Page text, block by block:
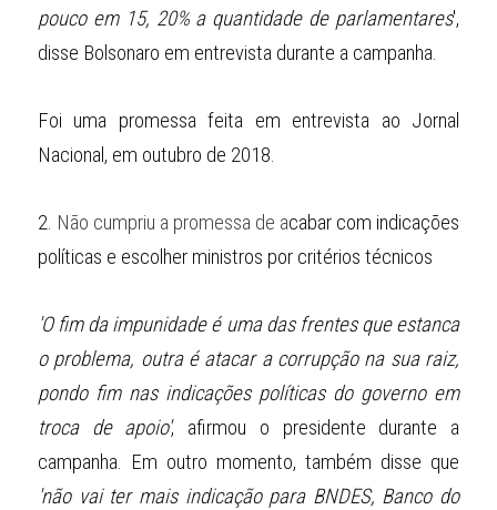
pouco em 15, 20% a quantidade de parlamentares',
disse Bolsonaro em entrevista durante a campanha.
Foi uma promessa feita em entrevista ao Jornal
Nacional, em outubro de 2018.
2. Não cumpriu a promessa de acabar com indicações
políticas e escolher ministros por critérios técnicos
'O fim da impunidade é uma das frentes que estanca
o problema, outra é atacar a corrupção na sua raiz,
pondo fim nas indicações políticas do governo em
troca de apoio', afirmou o presidente durante a
'não vai ter mais indicação para BNDES, Banco do